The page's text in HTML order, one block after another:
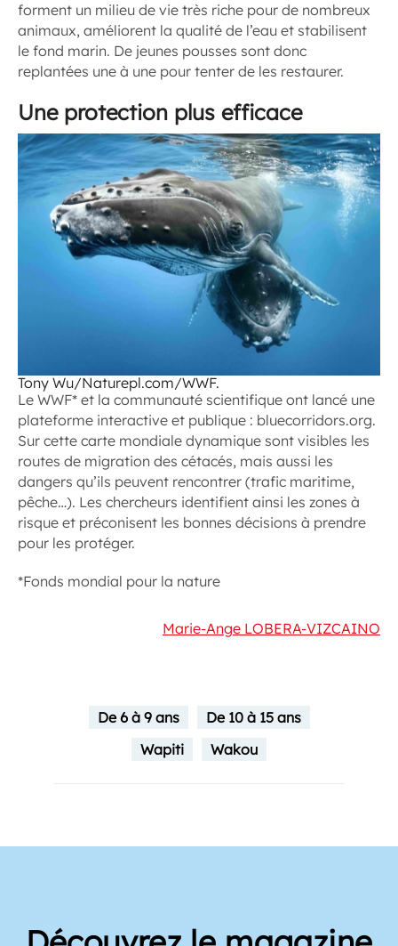
forment un milieu de vie très riche pour de nombreux
animaux, améliorent la qualité de l’eau et stabilisent
le fond marin. De jeunes pousses sont donc
replantées une à une pour tenter de les restaurer.
Une protection plus efficace
Tony Wu/Naturepl.com/WWF.
Le WWF* et la communauté scientifique ont lancé une
plateforme interactive et publique : bluecorridors.org.
Sur cette carte mondiale dynamique sont visibles les
routes de migration des cétacés, mais aussi les
dangers qu’ils peuvent rencontrer (trafic maritime,
pêche…). Les chercheurs identifient ainsi les zones à
risque et préconisent les bonnes décisions à prendre
pour les protéger.
*Fonds mondial pour la nature
Marie-Ange LOBERA-VIZCAINO
De 6 à 9 ans
De 10 à 15 ans
Wapiti
Wakou